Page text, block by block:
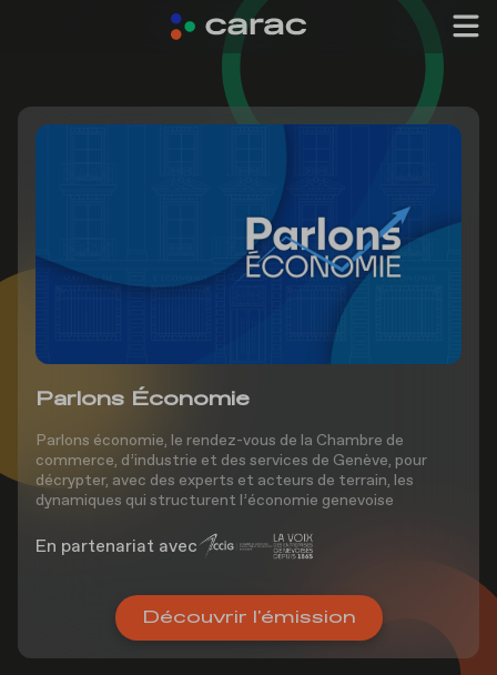
Parlons Économie
Parlons économie, le rendez-vous de la Chambre de
commerce, d’industrie et des services de Genève, pour
décrypter, avec des experts et acteurs de terrain, les
dynamiques qui structurent l’économie genevoise
En partenariat avec
Découvrir l'émission